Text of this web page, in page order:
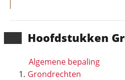
Hoofd­stukken
Algemene bepaling
Grondrechten